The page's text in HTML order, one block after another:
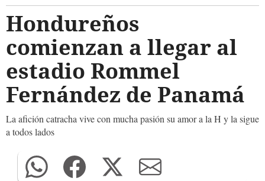
Hondureños
comienzan a llegar al
estadio Rommel
Fernández de Panamá
La afición catracha vive con mucha pasión su amor a la H y la sigue
a todos lados